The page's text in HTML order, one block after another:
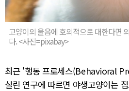
고양이의 울음에 호의적으로 대한다면
다. <사진=pixabay>
최근 '행동 프로세스(Behavioral
실린 연구에 따르면 야생고양이는